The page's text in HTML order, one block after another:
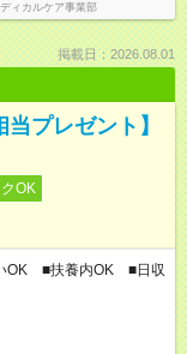
ィカルケア事業部
掲載日：2026.08.01
プレゼント】
OK
OK ■扶養内OK ■日収